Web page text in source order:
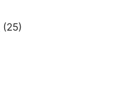
(25)